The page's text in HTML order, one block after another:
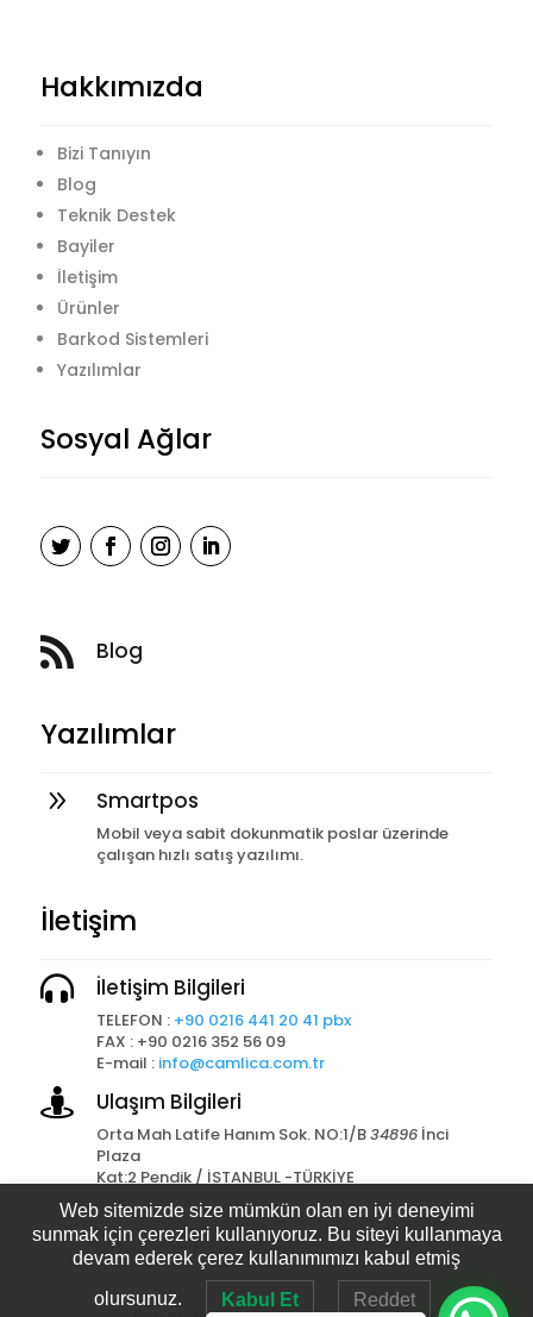
Hakkımızda
Bizi Tanıyın
Blog
Teknik Destek
Bayiler
İletişim
Ürünler
Barkod Sistemleri
Yazılımlar
Sosyal Ağlar
 Blog
Yazılımlar
9 Smartpos
Mobil veya sabit dokunmatik poslar üzerinde
çalışan hızlı satış yazılımı.
İletişim
 İletişim Bilgileri
TELEFON : +90 0216 441 20 41 pbx
FAX : +90 0216 352 56 09
E-mail : info@camlica.com.tr
 Ulaşım Bilgileri
Orta Mah Latife Hanım Sok. NO:1/B34896İnci
Plaza
Kat:2 Pendik / İSTANBUL -TÜRKİYE
TasarımAkagündüz
Web sitemizde size mümkün olan en iyi deneyimi
sunmak için çerezleri kullanıyoruz. Bu siteyi kullanmaya
devam ederek çerez kullanımımızı kabul etmiş
olursunuz. Kabul Et Reddet